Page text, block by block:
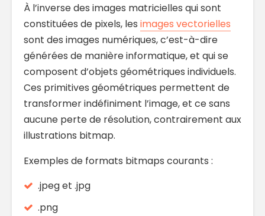
À l’inverse des images matricielles qui sont
constituées de pixels, les images vectorielles
sont des images numériques, c’est-à-dire
générées de manière informatique, et qui se
composent d’objets géométriques individuels.
Ces primitives géométriques permettent de
transformer indéfiniment l’image, et ce sans
aucune perte de résolution, contrairement aux
illustrations bitmap.
Exemples de formats bitmaps courants :
.jpeg et .jpg
.png